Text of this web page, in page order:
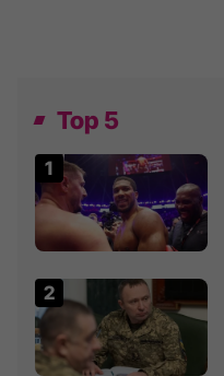
Top 5